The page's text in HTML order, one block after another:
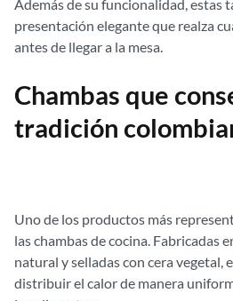
Además de su funcionalidad, estas
presentación elegante que realza
antes de llegar a la mesa.
Chambas que
tradición
Uno de los productos más
las chambas de cocina. Fabricadas
natural y selladas con cera vegetal,
distribuir el calor de manera